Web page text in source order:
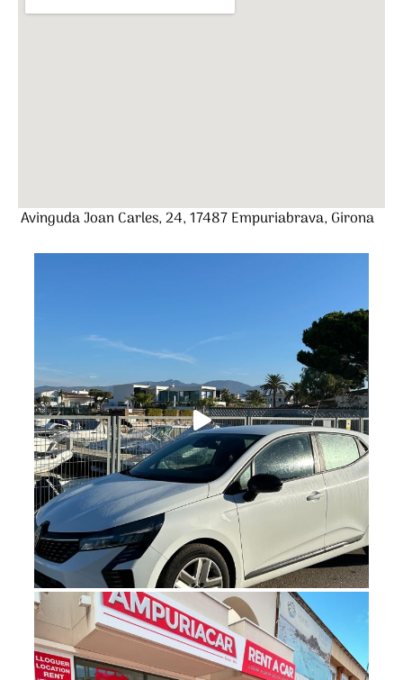
Avinguda Joan Carles, 24, 17487 Empuriabrava, Girona